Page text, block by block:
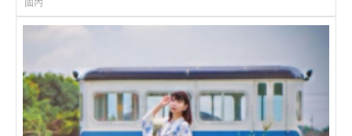
國內